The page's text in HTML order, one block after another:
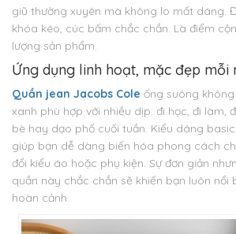
giũ thường xuyên mà không lo mất dáng.
khóa kéo, cúc bấm chắc chắn. Là điểm
lượng sản phẩm.
Ứng dụng linh hoạt, mặc đẹp mỗi
Quần jean Jacobs Cole ống suông
xanh phù hợp với nhiều dịp: đi học, đi làm,
bè hay dạo phố cuối tuần. Kiểu dáng
giúp bạn dễ dàng biến hóa phong cách
đổi kiểu áo hoặc phụ kiện. Sự đơn giản
quần này chắc chắn sẽ khiến bạn luôn nổi
hoàn cảnh.